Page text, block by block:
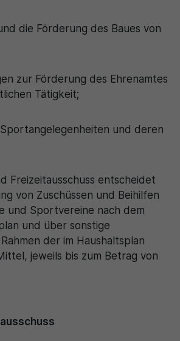
die Förderung des Baues von
zur Förderung des Ehrenamtes
Tätigkeit;
und deren
Freizeitausschuss entscheidet
von Zuschüssen und Beihilfen
und Sportvereine nach dem
und über sonstige
der im Haushaltsplan
jeweils bis zum Betrag von